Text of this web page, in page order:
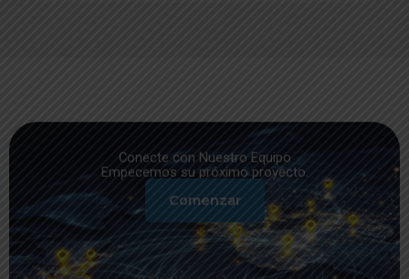
Conecte con Nuestro Equipo
Empecemos su próximo proyecto.
Comenzar